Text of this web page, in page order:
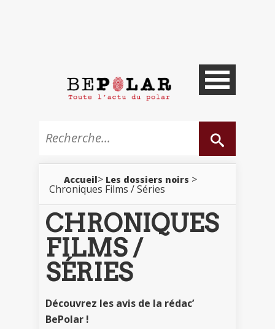
Accueil> Les dossiers noirs >
Chroniques Films / Séries
CHRONIQUES
FILMS /
SÉRIES
Découvrez les avis de la rédac’
BePolar !